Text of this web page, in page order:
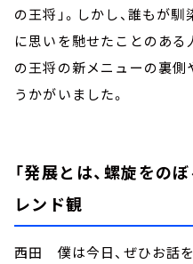
の王将」。しかし、誰もが
に思いを馳せたことのあ
の王将の新メニューの裏側
うかがいました。
「発展とは、螺旋をの
レンド観
西田 僕は今日、ぜひお話